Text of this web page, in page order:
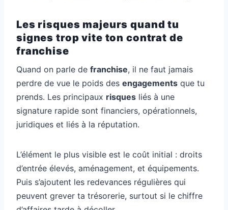
Les risques majeurs quand tu
signes trop vite ton contrat de
franchise
Quand on parle de franchise, il ne faut jamais
perdre de vue le poids des engagements que tu
prends. Les principaux risques liés à une
signature rapide sont financiers, opérationnels,
juridiques et liés à la réputation.
L’élément le plus visible est le coût initial : droits
d’entrée élevés, aménagement, et équipements.
Puis s’ajoutent les redevances régulières qui
peuvent grever ta trésorerie, surtout si le chiffre